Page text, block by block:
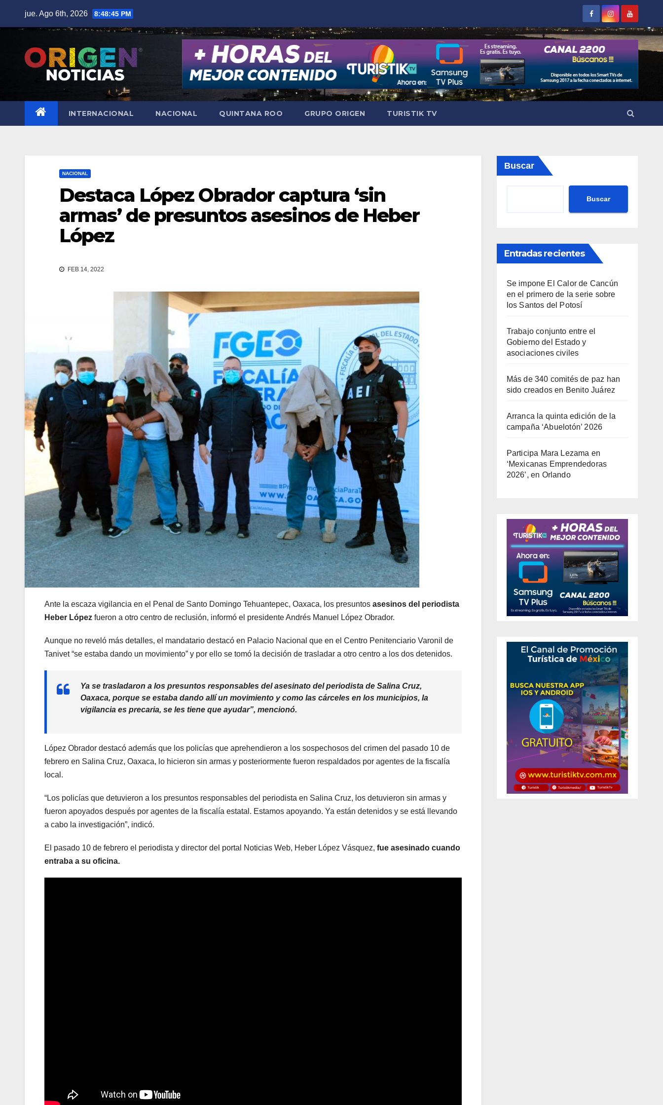
jue. Ago 6th, 2026 8:48:46 PM
INTERNACIONAL NACIONAL QUINTANA ROO GRUPO ORIGEN TURISTIK TV
NACIONAL
Destaca López Obrador captura ‘sin
armas’ de presuntos asesinos de Heber
López
FEB 14, 2022
Ante la escaza vigilancia en el Penal de Santo Domingo Tehuantepec, Oaxaca, los presuntos asesinos del periodista
Heber López fueron a otro centro de reclusión, informó el presidente Andrés Manuel López Obrador.
Aunque no reveló más detalles, el mandatario destacó en Palacio Nacional que en el Centro Penitenciario Varonil de
Tanivet “se estaba dando un movimiento” y por ello se tomó la decisión de trasladar a otro centro a los dos detenidos.
Ya se trasladaron a los presuntos responsables del asesinato del periodista de Salina Cruz,
Oaxaca, porque se estaba dando allí un movimiento y como las cárceles en los municipios, la
vigilancia es precaria, se les tiene que ayudar”, mencionó.
López Obrador destacó además que los policías que aprehendieron a los sospechosos del crimen del pasado 10 de
febrero en Salina Cruz, Oaxaca, lo hicieron sin armas y posteriormente fueron respaldados por agentes de la fiscalía
local.
“Los policías que detuvieron a los presuntos responsables del periodista en Salina Cruz, los detuvieron sin armas y
fueron apoyados después por agentes de la fiscalía estatal. Estamos apoyando. Ya están detenidos y se está llevando
a cabo la investigación”, indicó.
El pasado 10 de febrero el periodista y director del portal Noticias Web, Heber López Vásquez, fue asesinado cuando
entraba a su oficina.
Buscar
Buscar
Entradas recientes
Se impone El Calor de Cancún
en el primero de la serie sobre
los Santos del Potosí
Trabajo conjunto entre el
Gobierno del Estado y
asociaciones civiles
Más de 340 comités de paz han
sido creados en Benito Juárez
Arranca la quinta edición de la
campaña ‘Abuelotón’ 2026
Participa Mara Lezama en
‘Mexicanas Emprendedoras
2026’, en Orlando